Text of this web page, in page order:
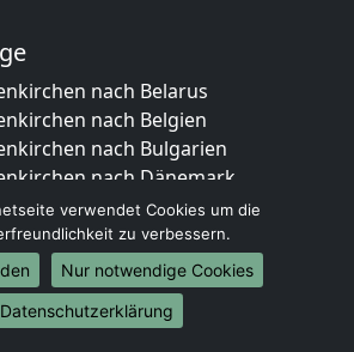
nach Belarus
nach Belgien
nach Bulgarien
nach Dänemark
nach England
nach Portugal
nach Bosnien
nach Irland
verwendet Cookies um die
zu verbessern.
Nur notwendige Cookies
Datenschutzerklärung